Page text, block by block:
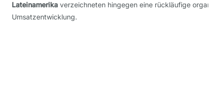
Lateinamerika verzeichneten hingegen eine rückläufige
Umsatzentwicklung.